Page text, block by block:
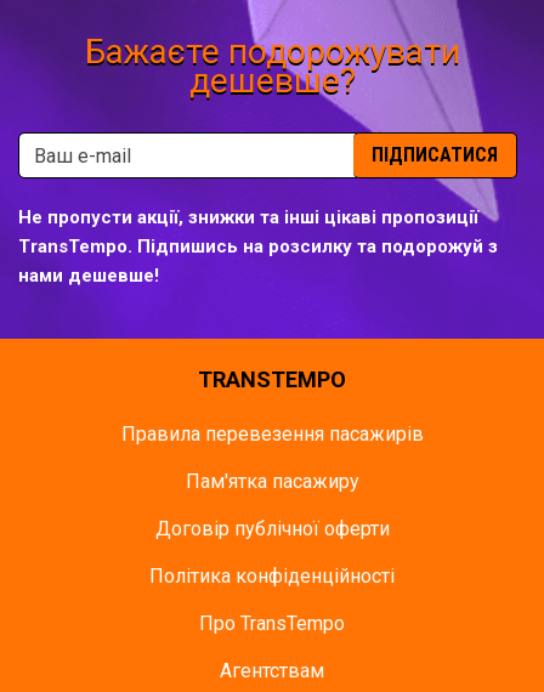
Бажаєте подорожувати
дешевше?
ПІДПИСАТИСЯ
Не пропусти акції, знижки та інші цікаві пропозиції
TransTempo. Підпишись на розсилку та подорожуй з
нами дешевше!
TRANSTEMPO
Правила перевезення пасажирів
Пам'ятка пасажиру
Договір публічної оферти
Політика конфіденційності
Про TransTempo
Агентствам